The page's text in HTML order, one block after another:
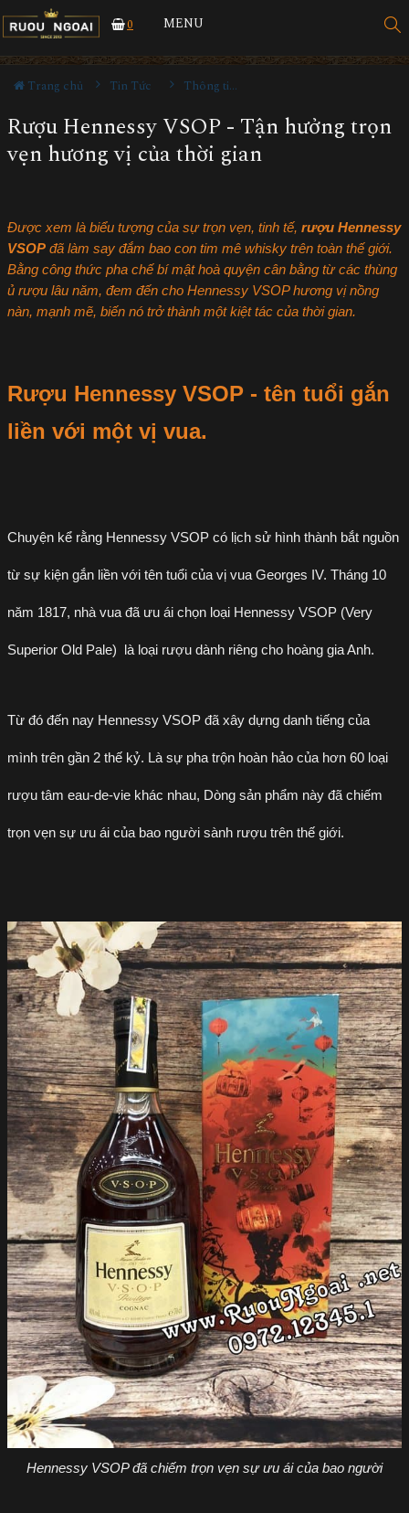
0 MENU
Trang chủ Tin Tức Thông tin Rượu ngoại
Rượu Hennessy VSOP - Tận hưởng trọn
vẹn hương vị của thời gian
Được xem là biểu tượng của sự trọn vẹn, tinh tế, rượu Hennessy
VSOP đã làm say đắm bao con tim mê whisky trên toàn thế giới.
Bằng công thức pha chế bí mật hoà quyện cân bằng từ các thùng
ủ rượu lâu năm, đem đến cho Hennessy VSOP hương vị nồng
nàn, mạnh mẽ, biến nó trở thành một kiệt tác của thời gian.
Rượu Hennessy VSOP - tên tuổi gắn
liền với một vị vua.
Chuyện kể rằng Hennessy VSOP có lịch sử hình thành bắt nguồn
từ sự kiện gắn liền với tên tuổi của vị vua Georges IV. Tháng 10
năm 1817, nhà vua đã ưu ái chọn loại Hennessy VSOP (Very
Superior Old Pale) là loại rượu dành riêng cho hoàng gia Anh.
Từ đó đến nay Hennessy VSOP đã xây dựng danh tiếng của
mình trên gần 2 thế kỷ. Là sự pha trộn hoàn hảo của hơn 60 loại
rượu tâm eau-de-vie khác nhau, Dòng sản phẩm này đã chiếm
trọn vẹn sự ưu ái của bao người sành rượu trên thế giới.
Hennessy VSOP đã chiếm trọn vẹn sự ưu ái của bao người